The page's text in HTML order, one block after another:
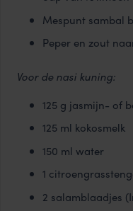
Mespunt sambal
Peper en zout
Voor de nasi kuning:
125 g jasmijn- of
125 ml kokosmelk
150 ml water
1
2 salamblaadjes